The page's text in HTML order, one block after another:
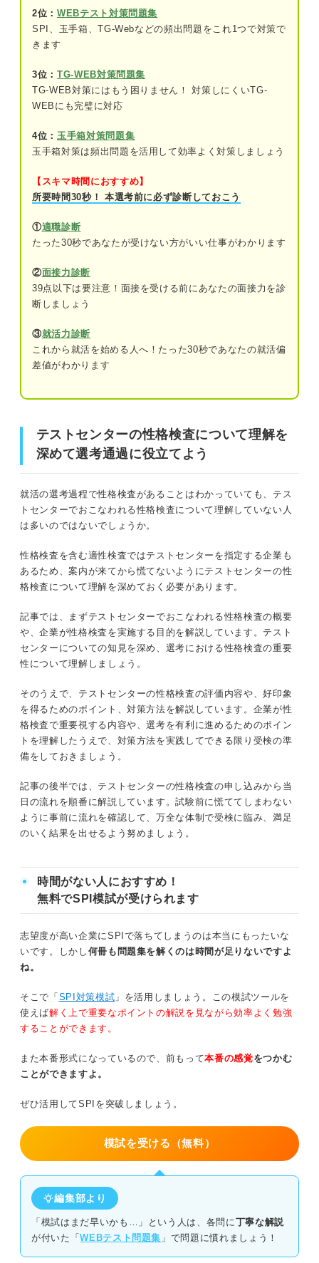
①企業との相性を見るため
③面接での参考資料にするため
④入社後に配属先を決めるときの参考にす
押さえておこう！ テストセンターの性格検査の評
意欲や行動力
回答に対する姿勢
徹底しよう！ テストセンターの性格検査を受ける
ときのポイント
②回答に一貫性を持たせる
事前準備が大切！ テストセンターにおける性格検
査の対策
書籍や対策サイトを利用して練習する
素直に回答するべき？ 適性を示すための最適な方
受検する人必見！ テストセンターでの性格検査の
申し込み〜当日の流れ
STEP1：応募先の企業からメールが届く
STEP2：受検会場・受検日時を選択して仮
予約する
了
を受検する
気を付けよう！ テストセンターの性格検査での注
①案内メールが届いたら早めに予約する
②自宅の通信環境を整える
④結果の使い回しは慎重に考える
底して臨もう
2位： WEBテスト対策問題集
SPI、玉手箱、TG-Webなどの頻出問題をこれ1つで対策で
きます
3位： TG-WEB対策問題集
TG-WEB対策にはもう困りません！ 対策しにくいTG-
WEBにも完璧に対応
4位： 玉手箱対策問題集
玉手箱対策は頻出問題を活用して効率よく対策しましょう
【スキマ時間におすすめ】
所要時間30秒！ 本選考前に必ず診断しておこう
①適職診断
たった30秒であなたが受けない方がいい仕事がわかります
②面接力診断
39点以下は要注意！面接を受ける前にあなたの面接力を診
断しましょう
③就活力診断
これから就活を始める人へ！たった30秒であなたの就活偏
差値がわかります
テストセンターの性格検査について理解を
深めて選考通過に役立てよう
就活の選考過程で性格検査があることはわかっていても、テス
トセンターでおこなわれる性格検査について理解していない人
は多いのではないでしょうか。
性格検査を含む適性検査ではテストセンターを指定する企業も
あるため、案内が来てから慌てないようにテストセンターの性
格検査について理解を深めておく必要があります。
記事では、まずテストセンターでおこなわれる性格検査の概要
や、企業が性格検査を実施する目的を解説しています。テスト
センターについての知見を深め、選考における性格検査の重要
性について理解しましょう。
そのうえで、テストセンターの性格検査の評価内容や、好印象
を得るためのポイント、対策方法を解説しています。企業が性
格検査で重要視する内容や、選考を有利に進めるためのポイン
トを理解したうえで、対策方法を実践してできる限り受検の準
備をしておきましょう。
記事の後半では、テストセンターの性格検査の申し込みから当
日の流れを順番に解説しています。試験前に慌ててしまわない
ように事前に流れを確認して、万全な体制で受検に臨み、満足
のいく結果を出せるよう努めましょう。
時間がない人におすすめ！
無料でSPI模試が受けられます
志望度が高い企業にSPIで落ちてしまうのは本当にもったいな
いです。しかし 何冊も問題集を解くのは時間が足りないですよ
ね。
そこで「 SPI対策模試 」を活用しましょう。この模試ツールを
使えば解く上で重要なポイントの解説を見ながら効率よく勉強
することができます。
また本番形式になっているので、前もって本番の感覚をつかむ
ことができますよ。
ぜひ活用してSPIを突破しましょう。
模試を受ける（無料）
編集部より
「模試はまだ早いかも…」という人は、各問に 丁寧な解説
が付いた「WEBテスト問題集 」で問題に慣れましょう！
テストセンターの性格検査について理解を深めて選考通過
に役立てよう
概要
目的
把握しておこう！ 企業がテストセンターの性格検査を実
①企業との相性を見るため
③面接での参考資料にするため
④入社後に配属先を決めるときの参考にするため
押さえておこう！ テストセンターの性格検査の評価内容
意欲や行動力
回答に対する姿勢
徹底しよう！ テストセンターの性格検査を受けるときの
①面接だと思って受検する
②回答に一貫性を持たせる
③すべての問題に回答する
事前準備が大切！ テストセンターにおける性格検査の対
策
企業の求める人物像を調べる
評価が下がる回答を知っておく
受検する人必見！ テストセンターでの性格検査の申し込
み〜当日の流れ